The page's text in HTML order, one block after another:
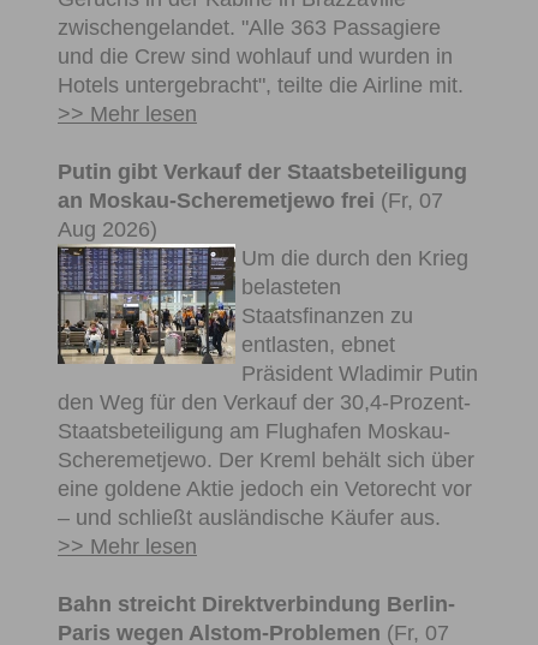
zwischengelandet. "Alle 363 Passagiere
und die Crew sind wohlauf und wurden in
Hotels untergebracht", teilte die Airline mit.
>> Mehr lesen
Putin gibt Verkauf der Staatsbeteiligung
an Moskau-Scheremetjewo frei (Fr, 07
Aug 2026)
Um die durch den Krieg
belasteten
Staatsfinanzen zu
entlasten, ebnet
Präsident Wladimir Putin
den Weg für den Verkauf der 30,4-Prozent-
Staatsbeteiligung am Flughafen Moskau-
Scheremetjewo. Der Kreml behält sich über
eine goldene Aktie jedoch ein Vetorecht vor
– und schließt ausländische Käufer aus.
>> Mehr lesen
Bahn streicht Direktverbindung Berlin-
Paris wegen Alstom-Problemen (Fr, 07